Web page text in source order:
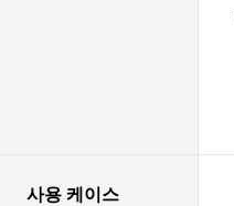
사용 케이스